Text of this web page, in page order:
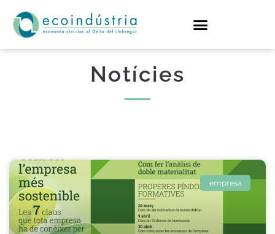
Notícies
empresa